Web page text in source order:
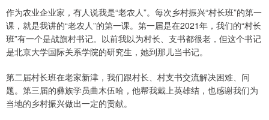
作为农业企业家，有人说我是“老农人”。每次乡村振兴“村长班”的第一
课，就是我讲的“老农人”的第一课。第一届是在2021年，我们的“村长
班”有一个是战旗村书记。以前我以为村长、支书都很老，但这个书记
是北京大学国际关系学院的研究生，她到那儿当书记。
第二届村长班在老家新津，我们跟村长、村支书交流解决困难、问
题。第三届的彝族学员曲木伍哈，他帮我戴上英雄结，也感谢我们为
当地的乡村振兴做出一定的贡献。